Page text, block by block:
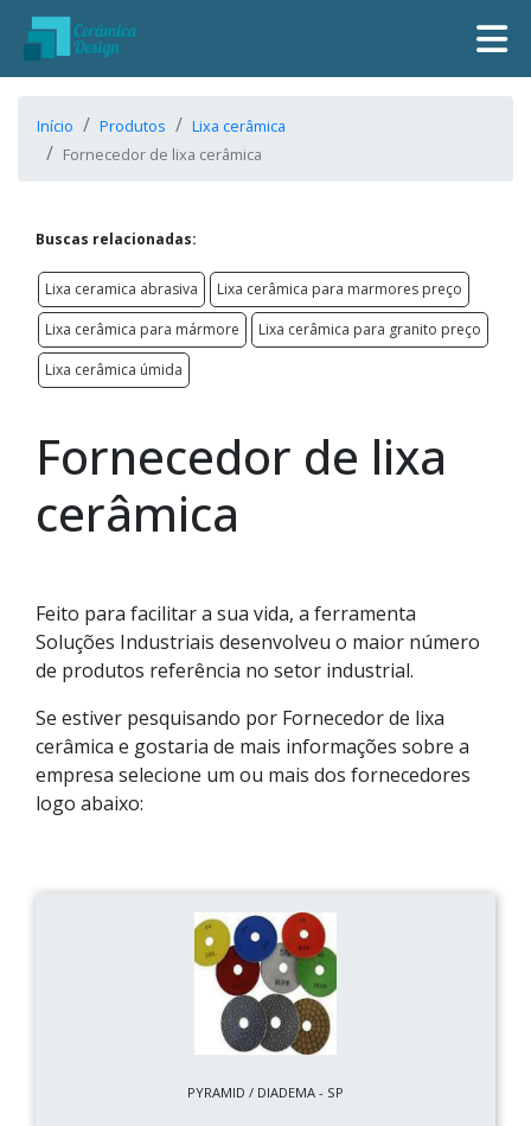
Início Produtos
Lixa cerâmica
Fornecedor de lixa cerâmica
Buscas relacionadas:
Lixa ceramica abrasiva
Lixa cerâmica para marmores preço
Lixa cerâmica para mármore
Lixa cerâmica para granito preço
Lixa cerâmica úmida
Fornecedor de lixa
cerâmica
Feito para facilitar a sua vida, a ferramenta
Soluções Industriais desenvolveu o maior número
de produtos referência no setor industrial.
Se estiver pesquisando por Fornecedor de lixa
cerâmica e gostaria de mais informações sobre a
empresa selecione um ou mais dos fornecedores
logo abaixo:
PYRAMID / DIADEMA - SP